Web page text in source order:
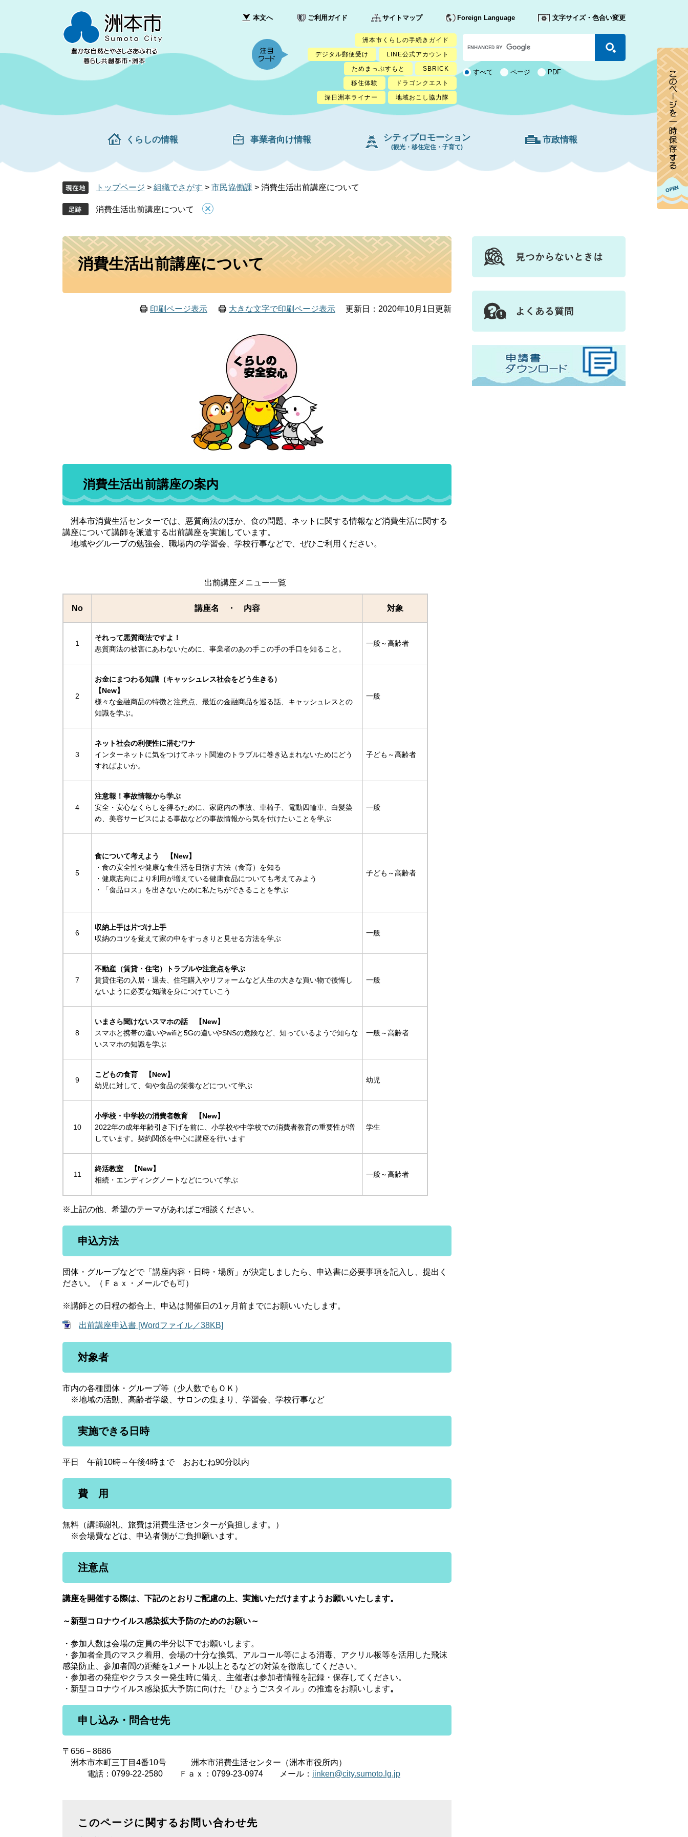
先
を
て
本文へ ご利用ガイド サイトマップ Foreign Language 文字サイズ・色合い変更
洲本市くらしの手続きガイド
デジタル郵便受け
LINE公式アカウント
ためまっぷすもと
SBRICK
移住体験
ドラゴンクエスト
深日洲本ライナー
地域おこし協力隊
カ
ス
タ
ム
検 すべて ページ PDF
くらしの情報 事業者向け情報 シティプロモーション
(観光・移住定住・子育て)
市政情報
トップページ > 組織でさがす > 市民協働課 > 消費生活出前講座について
消費生活出前講座について
本
消費生活出前講座について
印刷ページ表示 大きな文字で印刷ページ表示 更新日：2020年10月1日更新
消費生活出前講座の案内
洲本市消費生活センターでは、悪質商法のほか、食の問題、ネットに関する情報など消費生活に関する
講座について講師を派遣する出前講座を実施しています。
地域やグループの勉強会、職場内の学習会、学校行事などで、ぜひご利用ください。
出前講座メニュー一覧
No 講座名 ・ 内容 対象
1
それって悪質商法ですよ！
悪質商法の被害にあわないために、事業者のあの手この手の手口を知ること。
一般～高齢者
2
お金にまつわる知識（キャッシュレス社会をどう生きる）
【New】
様々な金融商品の特徴と注意点、最近の金融商品を巡る話、キャッシュレスとの
知識を学ぶ。
一般
3
ネット社会の利便性に潜むワナ
インターネットに気をつけてネット関連のトラブルに巻き込まれないためにどう
すればよいか。
子ども～高齢者
4
注意報！事故情報から学ぶ
安全・安心なくらしを得るために、家庭内の事故、車椅子、電動四輪車、白髪染
め、美容サービスによる事故などの事故情報から気を付けたいことを学ぶ
一般
5
食について考えよう 【New】
・食の安全性や健康な食生活を目指す方法（食育）を知る
・健康志向により利用が増えている健康食品についても考えてみよう
・「食品ロス」を出さないために私たちができることを学ぶ
子ども～高齢者
6
収納上手は片づけ上手
収納のコツを覚えて家の中をすっきりと見せる方法を学ぶ
一般
7
不動産（賃貸・住宅）トラブルや注意点を学ぶ
賃貸住宅の入居・退去、住宅購入やリフォームなど人生の大きな買い物で後悔し
ないように必要な知識を身につけていこう
一般
8
いまさら聞けないスマホの話 【New】
スマホと携帯の違いやwifiと5Gの違いやSNSの危険など、知っているようで知らな
いスマホの知識を学ぶ
一般～高齢者
9
こどもの食育 【New】
幼児に対して、旬や食品の栄養などについて学ぶ
幼児
10
小学校・中学校の消費者教育 【New】
2022年の成年年齢引き下げを前に、小学校や中学校での消費者教育の重要性が増
しています。契約関係を中心に講座を行います
学生
11
終活教室 【New】
相続・エンディングノートなどについて学ぶ
一般～高齢者
※上記の他、希望のテーマがあればご相談ください。
申込方法
団体・グループなどで「講座内容・日時・場所」が決定しましたら、申込書に必要事項を記入し、提出く
ださい。（Ｆａｘ・メールでも可）
※講師との日程の都合上、申込は開催日の1ヶ月前までにお願いいたします。
出前講座申込書 [Wordファイル／38KB]
対象者
市内の各種団体・グループ等（少人数でもＯＫ）
※地域の活動、高齢者学級、サロンの集まり、学習会、学校行事など
実施できる日時
平日 午前10時～午後4時まで おおむね90分以内
費 用
無料（講師謝礼、旅費は消費生活センターが負担します。）
※会場費などは、申込者側がご負担願います。
注意点
講座を開催する際は、下記のとおりご配慮の上、実施いただけますようお願いいたします。
～新型コロナウイルス感染拡大予防のためのお願い～
・参加人数は会場の定員の半分以下でお願いします。
・参加者全員のマスク着用、会場の十分な換気、アルコール等による消毒、アクリル板等を活用した飛沫
感染防止、参加者間の距離を1メートル以上とるなどの対策を徹底してください。
・参加者の発症やクラスター発生時に備え、主催者は参加者情報を記録・保存してください。
・新型コロナウイルス感染拡大予防に向けた「ひょうごスタイル」の推進をお願いします。
申し込み・問合せ先
〒656－8686
洲本市本町三丁目4番10号 洲本市消費生活センター（洲本市役所内）
電話：0799-22-2580 Ｆａｘ：0799-23-0974 メール： jinken@city.sumoto.lg.jp
このページに関するお問い合わせ先